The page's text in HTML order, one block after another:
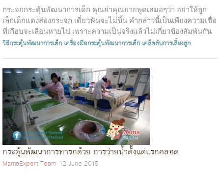
กระจกกระตุ้นพัฒนาการเด็ก คุณย่าคุณยายพูดเสมอๆว่า อย่าให้ลูก
เล็กเด็กแดงส่องกระจก เดี๋ยวฟันจะไม่ขึ้น คำกล่าวนี้เป็นเพียงความเชื่อ
ที่เกือบจะเลือนหายไป เพราะความเป็นจริงแล้วไม่เกี่ยวข้องสัมพันกัน
แม...
วิธีกระตุ้นพัฒนาการเด็ก เครื่องมือกระตุ้นพัฒนาการเด็ก เคล็ดลับการเลี้ยงลูก
กระตุ้นพัฒนาการทารกด้วย การว่ายน้ำตั้งแต่แรกคลอด
MamaExpert Team 12 June 2015